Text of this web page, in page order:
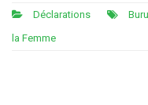
Déclarations
la Femme